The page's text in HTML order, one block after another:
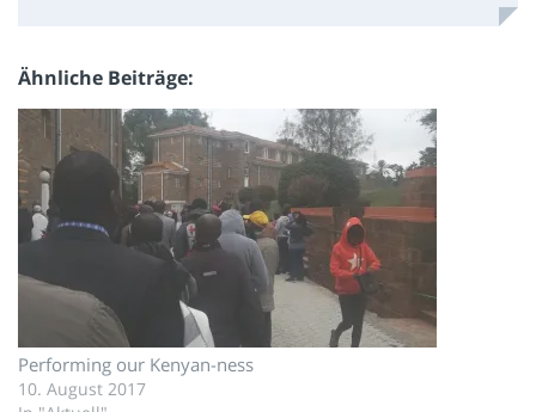
Ähnliche Beiträge
Performing our Kenyan-ness
10. August 2017